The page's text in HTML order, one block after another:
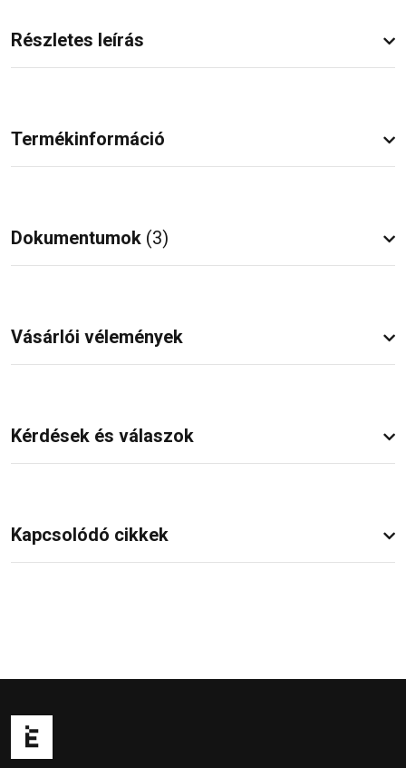
Részletes leírás
Termékinformáció
Dokumentumok (3)
Vásárlói vélemények
Kérdések és válaszok
Kapcsolódó cikkek